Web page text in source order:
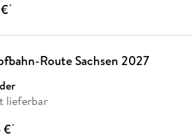
*
Route Sachsen 2027
lieferbar
€*